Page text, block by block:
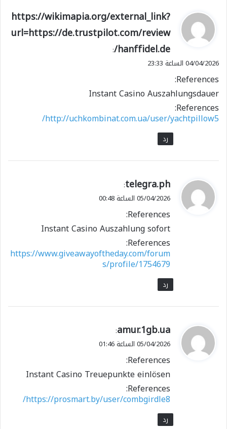
ي
و
ل
https://wikimapia.org/external_link?
url=https://de.trustpilot.com/review
/hanffidel.de
:
04/04/2026 الساعة 23:33
References:
Instant Casino Auszahlungsdauer
References:
http://uchkombinat.com.ua/user/yachtpillow5/
رد
ي
ق
ل
telegra.ph
:
05/04/2026 الساعة 00:48
References:
Instant Casino Auszahlung sofort
References:
https://www.giveawayoftheday.com/forum
s/profile/1754679
رد
ي
ق
ل
amur.1gb.ua
:
05/04/2026 الساعة 01:46
References:
Instant Casino Treuepunkte einlösen
References:
https://prosmart.by/user/combgirdle8/
رد